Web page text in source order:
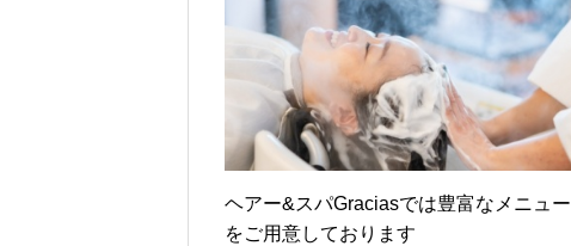
ヘアー&スパGraciasでは豊富なメニュー
をご用意しております